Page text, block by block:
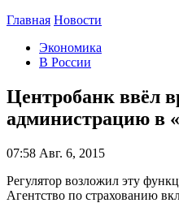
Главная Новости
Экономика
В России
Центробанк ввёл
администрацию в
07:58 Авг. 6, 2015
Регулятор возложил эту
Агентство по страхованию